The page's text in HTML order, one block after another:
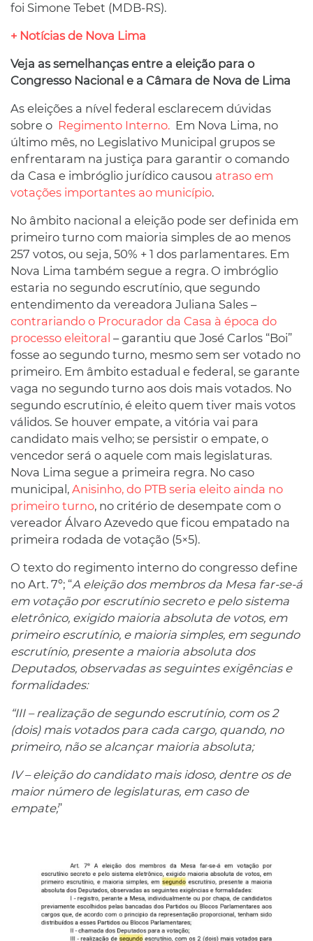
foi Simone Tebet (MDB-RS).
+ Notícias de Nova Lima
Veja as semelhanças entre a eleição para o
Congresso Nacional e a Câmara de Nova de Lima
As eleições a nível federal esclarecem dúvidas
sobre o Regimento Interno. Em Nova Lima, no
último mês, no Legislativo Municipal grupos se
enfrentaram na justiça para garantir o comando
da Casa e imbróglio jurídico causou atraso em
votações importantes ao município.
No âmbito nacional a eleição pode ser definida em
primeiro turno com maioria simples de ao menos
257 votos, ou seja, 50% + 1 dos parlamentares. Em
Nova Lima também segue a regra. O imbróglio
estaria no segundo escrutínio, que segundo
entendimento da vereadora Juliana Sales –
contrariando o Procurador da Casa à época do
processo eleitoral – garantiu que José Carlos “Boi”
fosse ao segundo turno, mesmo sem ser votado no
primeiro. Em âmbito estadual e federal, se garante
vaga no segundo turno aos dois mais votados. No
segundo escrutínio, é eleito quem tiver mais votos
válidos. Se houver empate, a vitória vai para
candidato mais velho; se persistir o empate, o
vencedor será o aquele com mais legislaturas.
Nova Lima segue a primeira regra. No caso
municipal, Anisinho, do PTB seria eleito ainda no
primeiro turno, no critério de desempate com o
vereador Álvaro Azevedo que ficou empatado na
primeira rodada de votação (5×5).
O texto do regimento interno do congresso define
no Art. 7º; “A eleição dos membros da Mesa far-se-á
em votação por escrutínio secreto e pelo sistema
eletrônico, exigido maioria absoluta de votos, em
primeiro escrutínio, e maioria simples, em segundo
escrutínio, presente a maioria absoluta dos
Deputados, observadas as seguintes exigências e
formalidades:
“III – realização de segundo escrutínio, com os 2
(dois) mais votados para cada cargo, quando, no
primeiro, não se alcançar maioria absoluta;
IV – eleição do candidato mais idoso, dentre os de
maior número de legislaturas, em caso de
empate;”